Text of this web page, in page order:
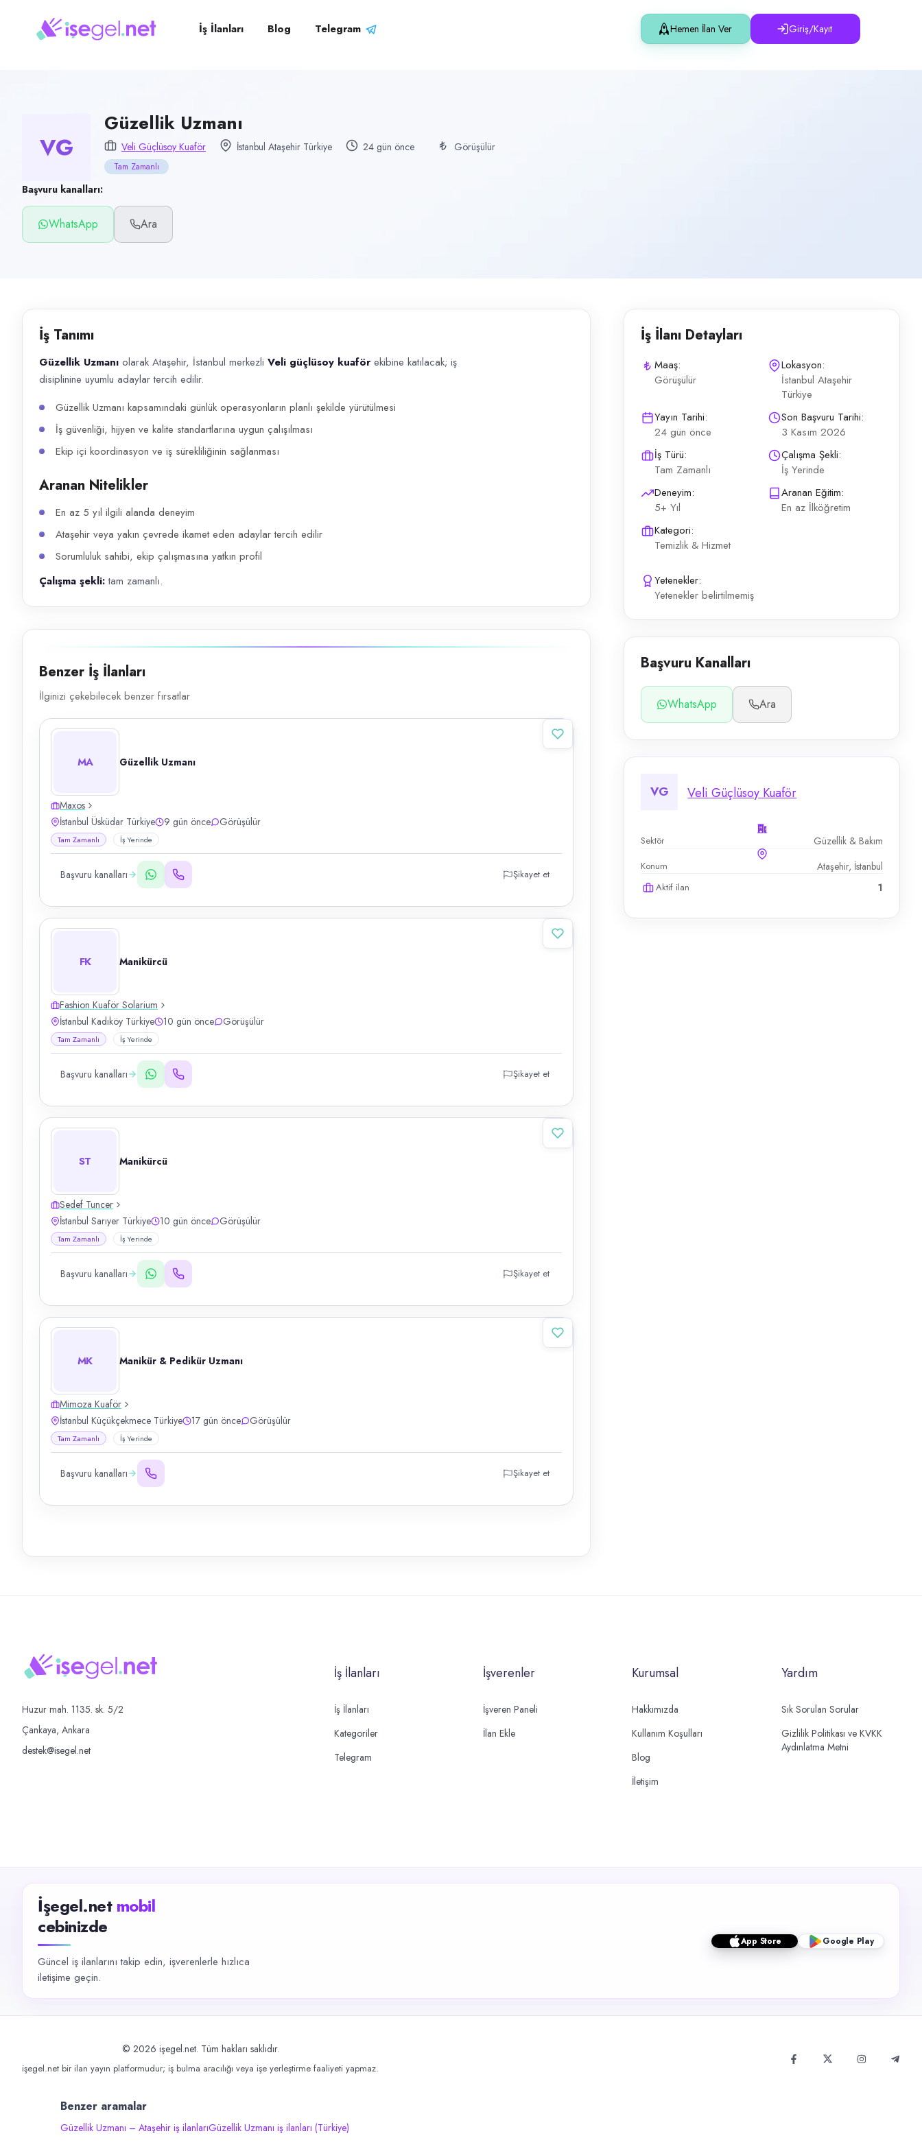
Güzellik Uzmanı
Ataşehir, İstanbul
Çalışma şekli
Tam Zamanlı · Ofis
Yayın tarihi
14 Temmuz 2026
Başvuru kanalları
WhatsApp, Telefon
İlan açıklaması
Güzellik Uzmanı olarak Ataşehir, İstanbul merkezli Veli güçlüsoy kuaför ekibine katılacak; iş disiplinine uyumlu adaylar tercih edilir. Güzellik Uzmanı kapsamındaki günlük operasyonların planlı şekilde
İş İlanları Blog Telegram Hemen İlan Ver Giriş/Kayıt
VG
Güzellik Uzmanı
Veli Güçlüsoy Kuaför İstanbul Ataşehir Türkiye 24 gün önce Görüşülür
Tam Zamanlı
Başvuru kanalları:
WhatsApp Ara
İş Tanımı
Güzellik Uzmanı olarak Ataşehir, İstanbul merkezli Veli güçlüsoy kuaförekibine katılacak; iş
disiplinine uyumlu adaylar tercih edilir.
Güzellik Uzmanı kapsamındaki günlük operasyonların planlı şekilde yürütülmesi
İş güvenliği, hijyen ve kalite standartlarına uygun çalışılması
Ekip içi koordinasyon ve iş sürekliliğinin sağlanması
Aranan Nitelikler
En az 5 yıl ilgili alanda deneyim
Ataşehir veya yakın çevrede ikamet eden adaylar tercih edilir
Sorumluluk sahibi, ekip çalışmasına yatkın profil
Çalışma şekli:tam zamanlı.
İş İlanı Detayları
Maaş:
Görüşülür
Lokasyon:
İstanbul Ataşehir
Türkiye
Yayın Tarihi:
24 gün önce
Son Başvuru Tarihi:
3 Kasım 2026
İş Türü:
Tam Zamanlı
Çalışma Şekli:
İş Yerinde
Deneyim:
5+ Yıl
Aranan Eğitim:
En az İlköğretim
Kategori:
Temizlik & Hizmet
Yetenekler:
Yetenekler belirtilmemiş
Başvuru Kanalları
WhatsApp Ara
VG Veli Güçlüsoy Kuaför
Sektör Güzellik & Bakım
Konum Ataşehir, İstanbul
Aktif ilan 1
Benzer İş İlanları
İlginizi çekebilecek benzer fırsatlar
MA Güzellik Uzmanı
Maxos
İstanbul Üsküdar Türkiye
9 gün önce Görüşülür
Tam Zamanlı İş Yerinde
Başvuru kanalları Şikayet et
FK Manikürcü
Fashion Kuaför Solarium
İstanbul Kadıköy Türkiye
10 gün önce Görüşülür
Tam Zamanlı İş Yerinde
Başvuru kanalları Şikayet et
ST Manikürcü
Sedef Tuncer
İstanbul Sarıyer Türkiye
10 gün önce Görüşülür
Tam Zamanlı İş Yerinde
Başvuru kanalları Şikayet et
MK Manikür & Pedikür Uzmanı
Mimoza Kuaför
İstanbul Küçükçekmece Türkiye
17 gün önce Görüşülür
Tam Zamanlı İş Yerinde
Başvuru kanalları Şikayet et
Huzur mah. 1135. sk. 5/2
Çankaya, Ankara
destek@isegel.net
İş İlanları
İş İlanları
Kategoriler
Telegram
İşverenler
İşveren Paneli
İlan Ekle
Kurumsal
Hakkımızda
Kullanım Koşulları
Blog
İletişim
Yardım
Sık Sorulan Sorular
Gizlilik Politikası ve KVKK
Aydınlatma Metni
İşegel.net mobil
cebinizde
Güncel iş ilanlarını takip edin, işverenlerle hızlıca
iletişime geçin.
App Store Google Play
© 2026 işegel.net. Tüm hakları saklıdır.
işegel.net bir ilan yayın platformudur; iş bulma aracılığı veya işe yerleştirme faaliyeti yapmaz.
Benzer aramalar
Güzellik Uzmanı – Ataşehir iş ilanlarıGüzellik Uzmanı iş ilanları (Türkiye)